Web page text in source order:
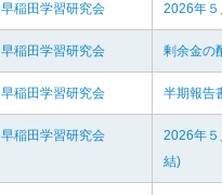
早稲田学習研究会 2026年
早稲田学習研究会 剰余金の
早稲田学習研究会 半期報告
早稲田学習研究会
2026年５
結)